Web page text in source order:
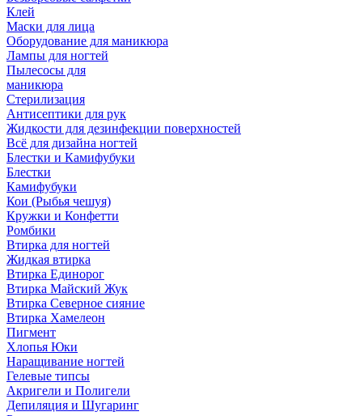
Клей
Маски для лица
Оборудование для маникюра
Лампы для ногтей
Пылесосы для
маникюра
Стерилизация
Антисептики для рук
Жидкости для дезинфекции поверхностей
Всё для дизайна ногтей
Блестки и Камифубуки
Блестки
Камифубуки
Кои (Рыбья чешуя)
Кружки и Конфетти
Ромбики
Втирка для ногтей
Жидкая втирка
Втирка Единорог
Втирка Майский Жук
Втирка Северное сияние
Втирка Хамелеон
Пигмент
Хлопья Юки
Наращивание ногтей
Гелевые типсы
Акригели и Полигели
Депиляция и Шугаринг